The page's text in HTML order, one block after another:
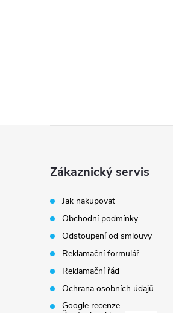
Zákaznický servis
Jak nakupovat
Obchodní podmínky
Odstoupení od smlouvy
Reklamační formulář
Reklamační řád
Ochrana osobních údajů
Google recenze